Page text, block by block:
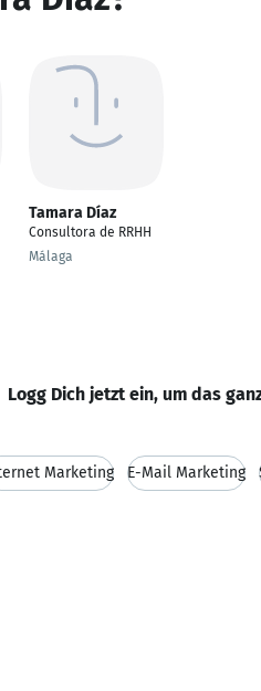
Tamara Díaz
Consultora de RRHH
Málaga
Logg Dich jetzt ein, um das
Marketing E-Mail Marketing